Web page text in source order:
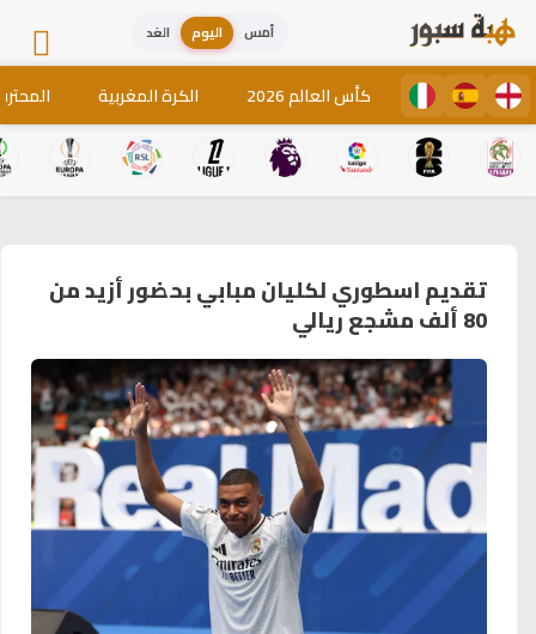
أمس اليوم الغد
كأس العالم 2026 الكرة المغربية
تقديم اسطوري لكليان مبابي بحضور أزيد من
80 ألف مشجع ريالي